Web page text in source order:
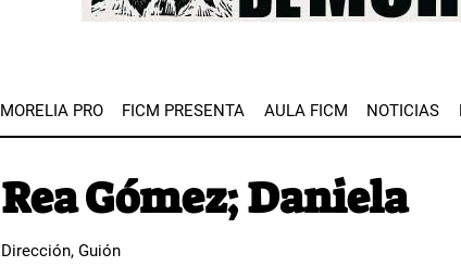
MORELIA PRO FICM PRESENTA AULA FICM NOTICIAS
Rea Gómez; Daniela
Dirección, Guión